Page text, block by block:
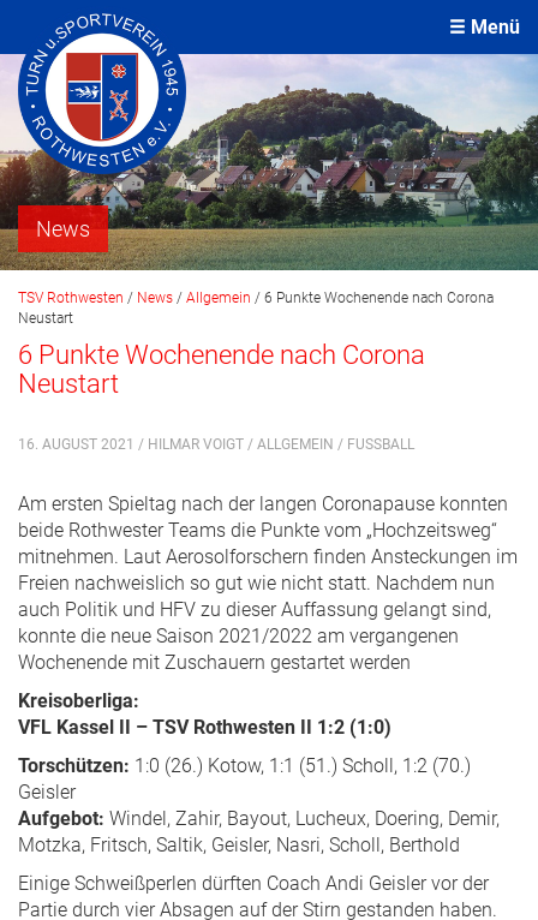
Menü
News
TSV Rothwesten / News / Allgemein / 6 Punkte Wochenende nach Corona
Neustart
6 Punkte Wochenende nach Corona
Neustart
16. AUGUST 2021 / HILMAR VOIGT / ALLGEMEIN / FUSSBALL
Am ersten Spieltag nach der langen Coronapause konnten
beide Rothwester Teams die Punkte vom „Hochzeitsweg“
mitnehmen. Laut Aerosolforschern finden Ansteckungen im
Freien nachweislich so gut wie nicht statt. Nachdem nun
auch Politik und HFV zu dieser Auffassung gelangt sind,
konnte die neue Saison 2021/2022 am vergangenen
Wochenende mit Zuschauern gestartet werden
Kreisoberliga:
VFL Kassel II – TSV Rothwesten II 1:2 (1:0)
Torschützen: 1:0 (26.) Kotow, 1:1 (51.) Scholl, 1:2 (70.)
Geisler
Aufgebot: Windel, Zahir, Bayout, Lucheux, Doering, Demir,
Motzka, Fritsch, Saltik, Geisler, Nasri, Scholl, Berthold
Einige Schweißperlen dürften Coach Andi Geisler vor der
Partie durch vier Absagen auf der Stirn gestanden haben.